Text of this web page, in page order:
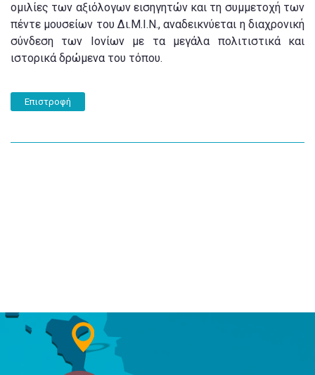
ομιλίες των αξιόλογων εισηγητών και τη συμμετοχή των
πέντε μουσείων του Δι.Μ.Ι.Ν., αναδεικνύεται η διαχρονική
σύνδεση των Ιονίων με τα μεγάλα πολιτιστικά και
ιστορικά δρώμενα του τόπου.
Επιστροφή